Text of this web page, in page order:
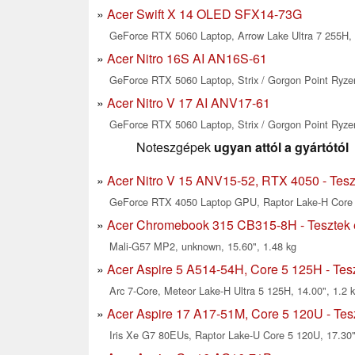
Acer Swift X 14 OLED SFX14-73G
GeForce RTX 5060 Laptop, Arrow Lake Ultra 7
Acer Nitro 16S AI AN16S-61
GeForce RTX 5060 Laptop, Strix / Gorgon Point
Acer Nitro V 17 AI ANV17-61
GeForce RTX 5060 Laptop, Strix / Gorgon Point
Noteszgépek ugyan attól a gyártótól
Acer Nitro V 15 ANV15-52, RTX 4050 -
GeForce RTX 4050 Laptop GPU, Raptor Lake-H
Acer Chromebook 315 CB315-8H -
Mali-G57 MP2, unknown, 15.60", 1.48 kg
Acer Aspire 5 A514-54H, Core 5 125H -
Arc 7-Core, Meteor Lake-H Ultra 5 125H, 14.00", 1.2
Acer Aspire 17 A17-51M, Core 5 120U -
Iris Xe G7 80EUs, Raptor Lake-U Core 5 120U,